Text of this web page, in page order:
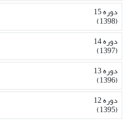
دوره 15
(1398)
دوره 14
(1397)
دوره 13
(1396)
دوره 12
(1395)